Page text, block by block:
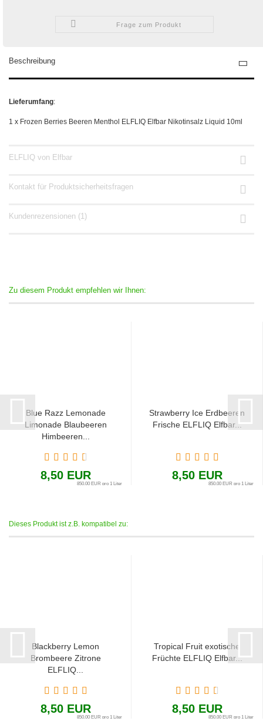
Frage zum Produkt
Beschreibung
Lieferumfang:
1 x Frozen Berries Beeren Menthol ELFLIQ Elfbar Nikotinsalz Liquid 10ml
ELFLIQ von Elfbar
Kontakt für Produktsicherheitsfragen
Kundenrezensionen (1)
Zu diesem Produkt empfehlen wir Ihnen:
Blue Razz Lemonade
Limonade Blaubeeren
Himbeeren...
8,50 EUR
850,00 EUR pro 1 Liter
Strawberry Ice Erdbeeren
Frische ELFLIQ Elfbar...
8,50 EUR
850,00 EUR pro 1 Liter
Dieses Produkt ist z.B. kompatibel zu:
Blackberry Lemon
Brombeere Zitrone
ELFLIQ...
8,50 EUR
850,00 EUR pro 1 Liter
Tropical Fruit exotische
Früchte ELFLIQ Elfbar...
8,50 EUR
850,00 EUR pro 1 Liter